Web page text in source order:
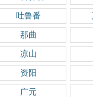
吐鲁番
那曲
凉山
资阳
广元